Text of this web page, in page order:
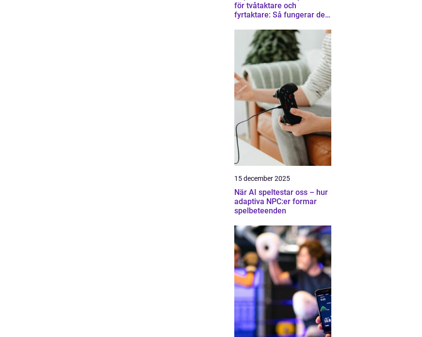
för tvåtaktare och
fyrtaktare: Så fungerar det i
15 december 2025
När AI speltestar oss – hur
adaptiva NPC:er formar
spelbeteenden